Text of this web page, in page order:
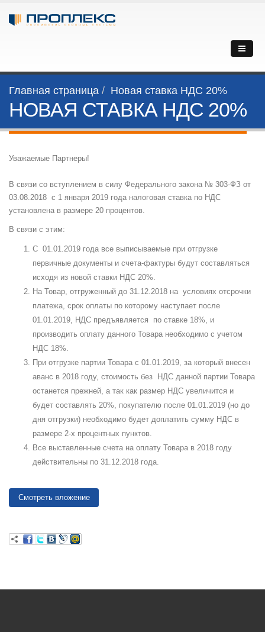
Главная страница Новая ставка НДС 20%
НОВАЯ СТАВКА НДС 20%
Уважаемые Партнеры!
В связи со вступлением в силу Федерального закона № 303-ФЗ от
03.08.2018 с 1 января 2019 года налоговая ставка по НДС
установлена в размере 20 процентов.
В связи с этим:
С 01.01.2019 года все выписываемые при отгрузке
первичные документы и счета-фактуры будут составляться
исходя из новой ставки НДС 20%.
На Товар, отгруженный до 31.12.2018 на условиях отсрочки
платежа, срок оплаты по которому наступает после
01.01.2019, НДС предъявляется по ставке 18%, и
производить оплату данного Товара необходимо с учетом
НДС 18%.
При отгрузке партии Товара с 01.01.2019, за который внесен
аванс в 2018 году, стоимость без НДС данной партии Товара
останется прежней, а так как размер НДС увеличится и
будет составлять 20%, покупателю после 01.01.2019 (но до
дня отгрузки) необходимо будет доплатить сумму НДС в
размере 2-х процентных пунктов.
Все выставленные счета на оплату Товара в 2018 году
действительны по 31.12.2018 года.
Смотреть вложение